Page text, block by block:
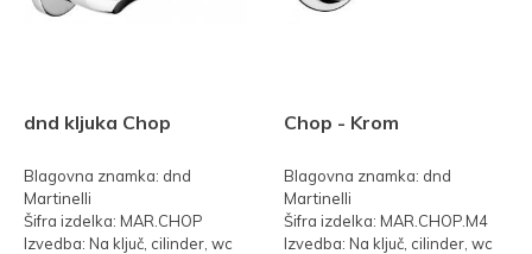
dnd kljuka Chop
Blagovna znamka: dnd
Martinelli
Šifra izdelka: MAR.CHOP
Izvedba: Na ključ, cilinder, wc
Chop - Krom
Blagovna znamka: dnd
Martinelli
Šifra izdelka: MAR.CHOP.M4
Izvedba: Na ključ, cilinder, wc